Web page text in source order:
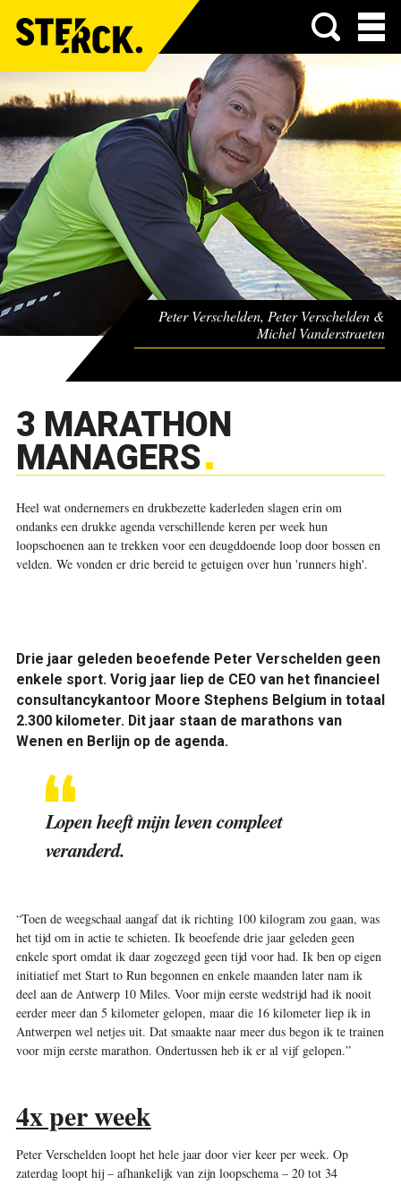
Menu
Peter Verschelden, Peter Verschelden &
Michel Vanderstraeten
3 MARATHON
MANAGERS
Heel wat ondernemers en drukbezette kaderleden slagen erin om
ondanks een drukke agenda verschillende keren per week hun
loopschoenen aan te trekken voor een deugddoende loop door bossen en
velden. We vonden er drie bereid te getuigen over hun 'runners high'.
Drie jaar geleden beoefende Peter Verschelden geen
enkele sport. Vorig jaar liep de CEO van het financieel
consultancykantoor Moore Stephens Belgium in totaal
2.300 kilometer. Dit jaar staan de marathons van
Wenen en Berlijn op de agenda.
Lopen heeft mijn leven compleet
veranderd.
“Toen de weegschaal aangaf dat ik richting 100 kilogram zou gaan, was
het tijd om in actie te schieten. Ik beoefende drie jaar geleden geen
enkele sport omdat ik daar zogezegd geen tijd voor had. Ik ben op eigen
initiatief met Start to Run begonnen en enkele maanden later nam ik
deel aan de Antwerp 10 Miles. Voor mijn eerste wedstrijd had ik nooit
eerder meer dan 5 kilometer gelopen, maar die 16 kilometer liep ik in
Antwerpen wel netjes uit. Dat smaakte naar meer dus begon ik te trainen
voor mijn eerste marathon. Ondertussen heb ik er al vijf gelopen.”
4x per week
Peter Verschelden loopt het hele jaar door vier keer per week. Op
zaterdag loopt hij – afhankelijk van zijn loopschema – 20 tot 34